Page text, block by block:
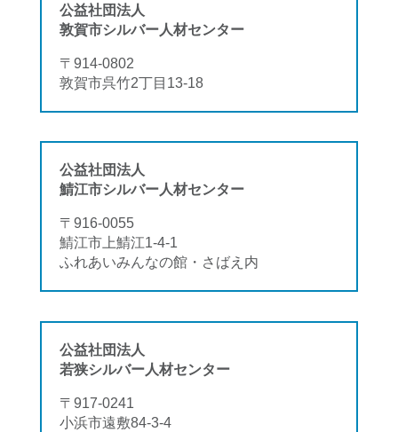
公益社団法人
敦賀市シルバー人材センター
〒914-0802
敦賀市呉竹2丁目13-18
公益社団法人
鯖江市シルバー人材センター
〒916-0055
鯖江市上鯖江1-4-1
ふれあいみんなの館・さばえ内
公益社団法人
若狭シルバー人材センター
〒917-0241
小浜市遠敷84-3-4